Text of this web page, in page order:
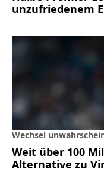
unzufriedenem
Wechsel
Weit über 100
Alternative zu